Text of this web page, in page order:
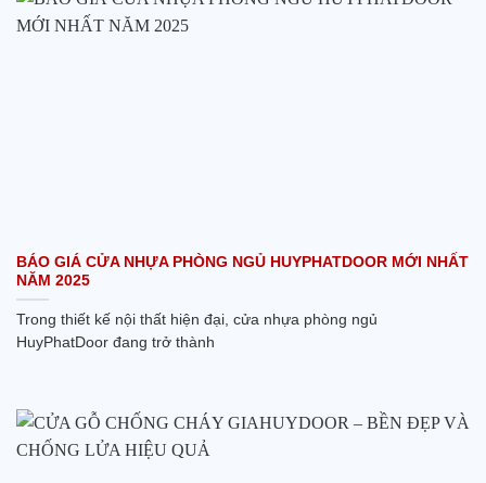
BÁO GIÁ CỬA NHỰA PHÒNG NGỦ HUYPHATDOOR MỚI NHẤT
NĂM 2025
Trong thiết kế nội thất hiện đại, cửa nhựa phòng ngủ
HuyPhatDoor đang trở thành